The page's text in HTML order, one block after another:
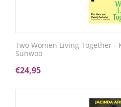
Two Women Living Together -
Sunwoo
€24,95